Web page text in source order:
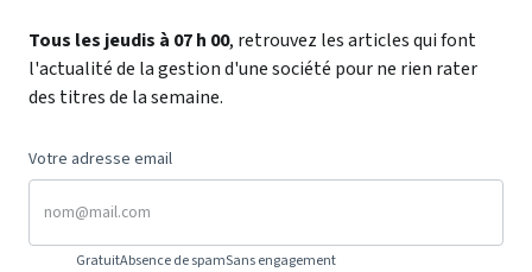
Tous les jeudis à 07 h 00, retrouvez les articles qui font
l'actualité de la gestion d'une société pour ne rien rater
des titres de la semaine.
Votre adresse email
GratuitAbsence de spamSans engagement